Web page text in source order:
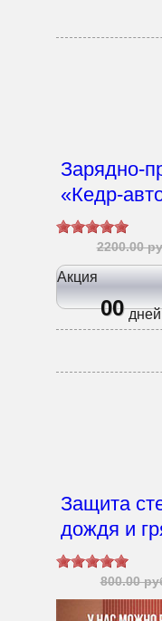
Зарядно-
«Кедр-
2200.00
Акция
00 дней
Защита
дождя и
800.00